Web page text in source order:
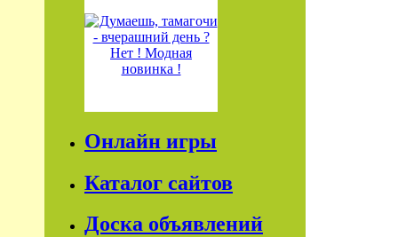
Онлайн игры
Каталог сайтов
Доска объявлений